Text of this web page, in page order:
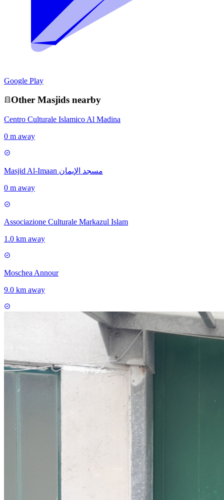
Google Play
Other Masjids nearby
Centro Culturale Islamico Al Madina
0 m away
Masjid Al-Imaan مسجد الإيمان
0 m away
Associazione Culturale Markazul Islam
1.0 km away
Moschea Annour
9.0 km away